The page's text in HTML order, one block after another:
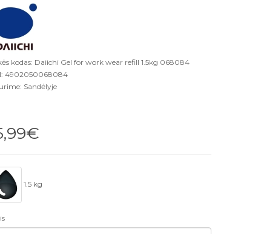
kodas: Daiichi Gel for work wear refill 1.5kg 068084
4902050068084
Sandėlyje
1.5 kg